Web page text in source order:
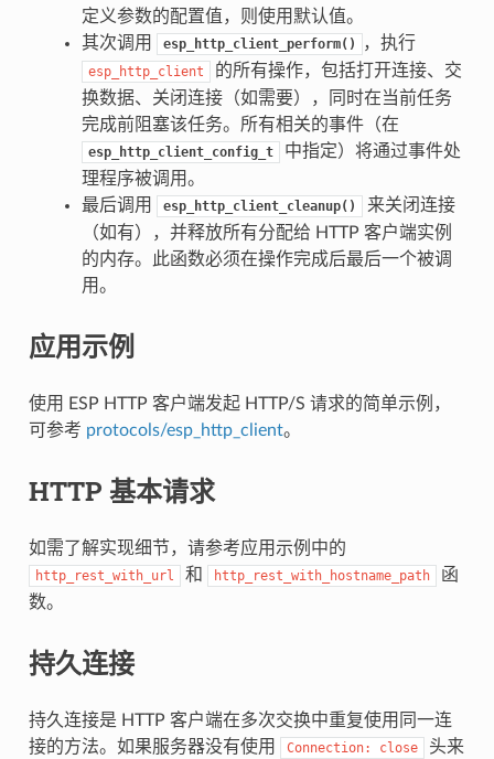
定义参数的配置值，则使用默认值。
其次调用
esp_http_client_perform() ，执行
esp_http_client
的所有操作，包括打开连接、交
换数据、关闭连接（如需要），同时在当前任务
完成前阻塞该任务。所有相关的事件（在
esp_http_client_config_t
中指定）将通过事件处
理程序被调用。
最后调用
esp_http_client_cleanup()
来关闭连接
（如有），并释放所有分配给 HTTP 客户端实例
的内存。此函数必须在操作完成后最后一个被调
用。
应用示例
使用 ESP HTTP 客户端发起 HTTP/S 请求的简单示例，
可参考 protocols/esp_http_client。
HTTP 基本请求
如需了解实现细节，请参考应用示例中的
http_rest_with_url 和 http_rest_with_hostname_path
函
数。
持久连接
持久连接是 HTTP 客户端在多次交换中重复使用同一连
接的方法。如果服务器没有使用
Connection: close
头来